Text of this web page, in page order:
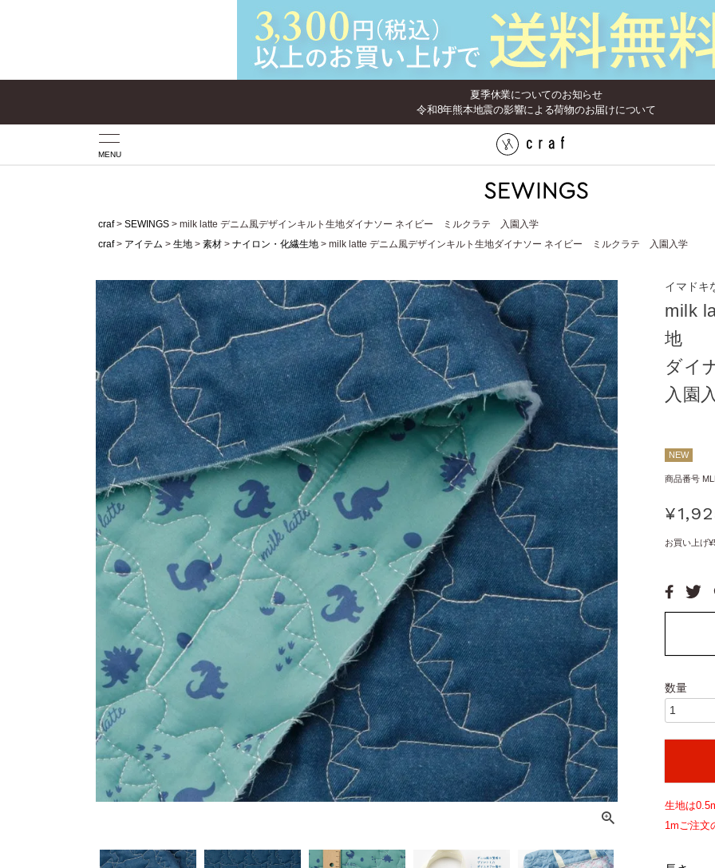
夏季休業についてのお知らせ
令和8年熊本地震の影響による荷物のお届けについて
MENU
craf SEWINGS
milk latte デニム風デザインキルト生地ダイナソー ネイビー ミルクラテ 入園入学
craf
アイテム 生地 素材 ナイロン・化繊生地 milk latte デニム風デザインキルト生地ダイナソー ネイビー ミルクラテ 入園入学
イマドキ
milk
地
ダイ
入園
NEW
商品番号
¥
お買い上げ
生地は0.5
1mご注文